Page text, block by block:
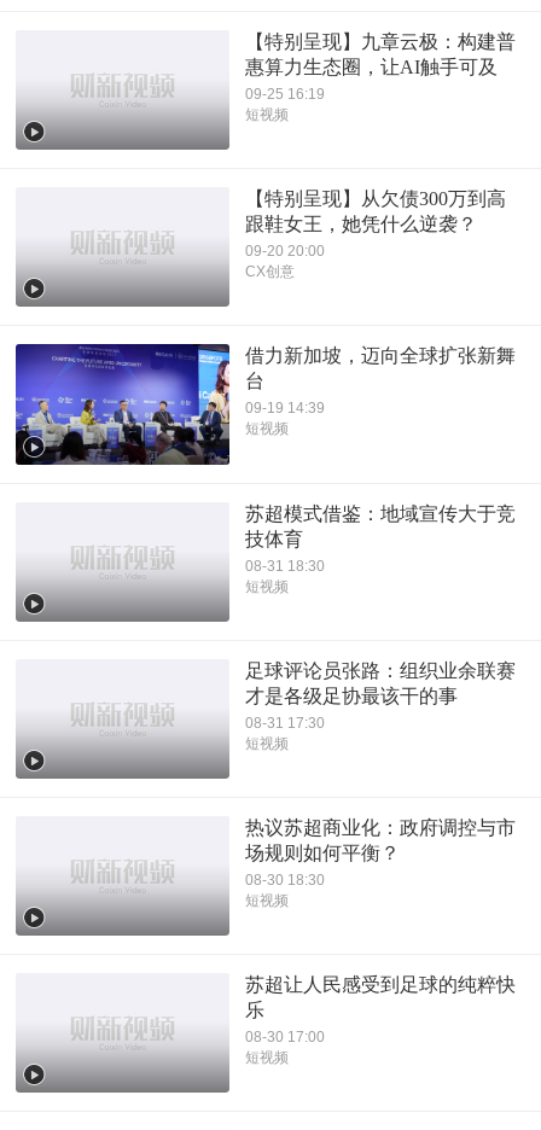
【特别呈现】九章云极：构建普
惠算力生态圈，让AI触手可及
09-25 16:19
短视频
【特别呈现】从欠债300万到高
跟鞋女王，她凭什么逆袭？
09-20 20:00
CX创意
借力新加坡，迈向全球扩张新舞
台
09-19 14:39
短视频
苏超模式借鉴：地域宣传大于竞
技体育
08-31 18:30
短视频
足球评论员张路：组织业余联赛
才是各级足协最该干的事
08-31 17:30
短视频
热议苏超商业化：政府调控与市
场规则如何平衡？
08-30 18:30
短视频
苏超让人民感受到足球的纯粹快
乐
08-30 17:00
短视频